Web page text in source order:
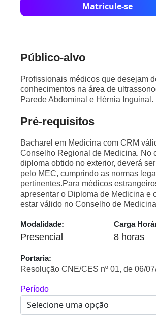
Matricule-se
Público-alvo
Profissionais médicos que desejam
conhecimentos na área de
Parede Abdominal e Hérnia Inguinal.
Pré-requisitos
Bacharel em Medicina com CRM
Conselho Regional de Medicina. No
diploma obtido no exterior, deverá
pelo MEC, cumprindo as normas
pertinentes.Para médicos
apresentar o Diploma de Medicina e
estar válido no Conselho de
Modalidade:
Presencial
Carga
8 horas
Portaria:
Resolução CNE/CES nº 01, de 06/
Período